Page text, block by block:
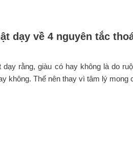
dạy về 4 nguyên tắc
rằng, giàu có hay không là do
không. Thế nên thay vì tâm lý mong